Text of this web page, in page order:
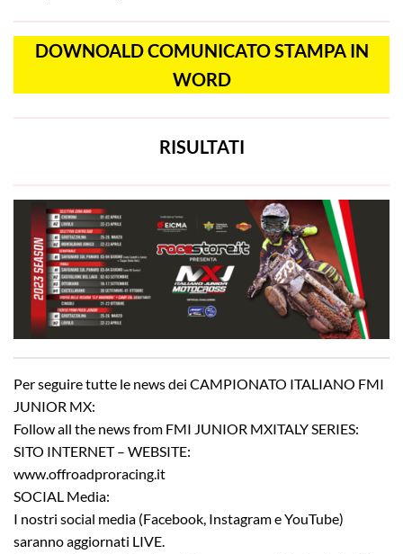
DOWNOALD COMUNICATO STAMPA IN
WORD
RISULTATI
Per seguire tutte le news dei CAMPIONATO ITALIANO FMI
JUNIOR MX:
Follow all the news from FMI JUNIOR MXITALY SERIES:
SITO INTERNET – WEBSITE:
www.offroadproracing.it
SOCIAL Media:
I nostri social media (Facebook, Instagram e YouTube)
saranno aggiornati LIVE.